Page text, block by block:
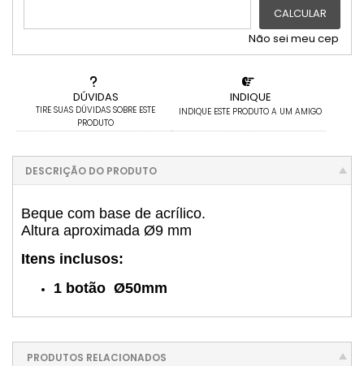
DÚVIDAS
TIRE SUAS DÚVIDAS SOBRE ESTE
PRODUTO
INDIQUE
INDIQUE ESTE PRODUTO A UM AMIGO
CALCULAR
Não sei meu cep
DESCRIÇÃO DO PRODUTO
Beque com base de acrílico.
Altura aproximada Ø9 mm
Itens inclusos:
1 botão Ø50mm
PRODUTOS RELACIONADOS